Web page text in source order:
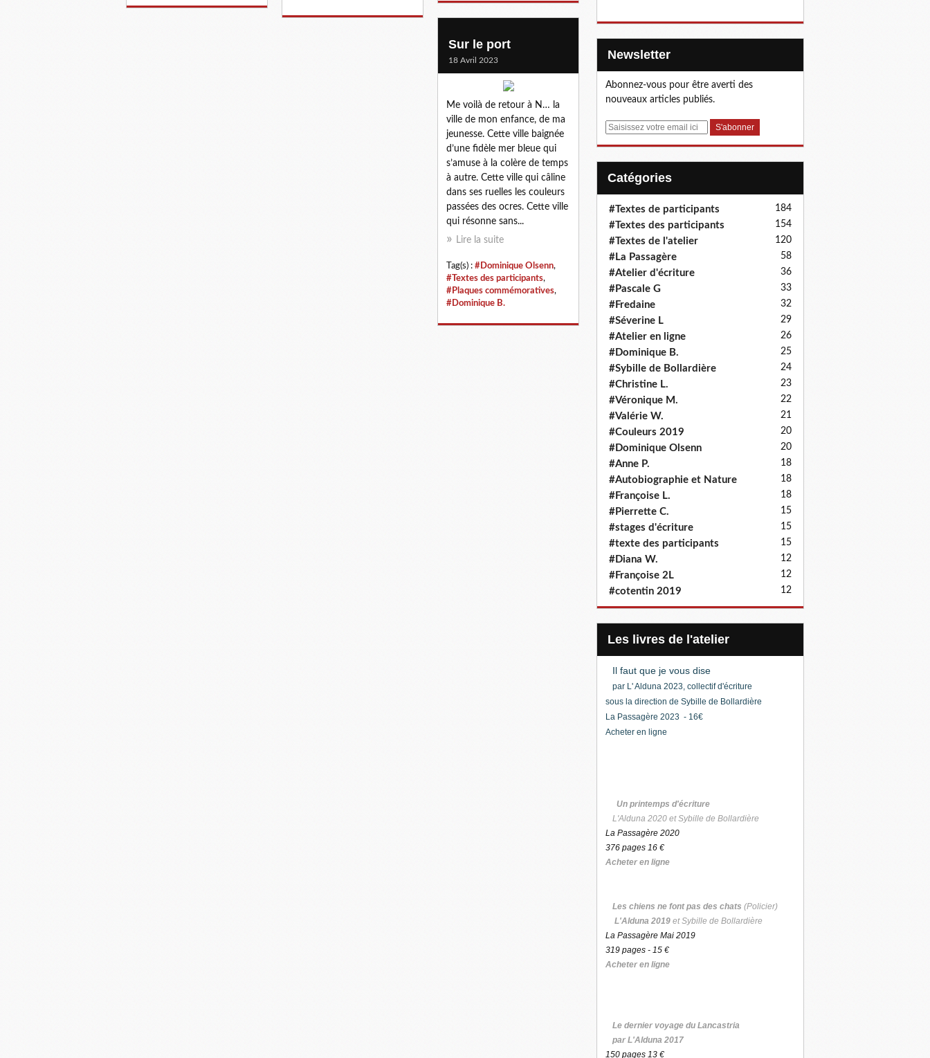
Sur le port
18 Avril 2023
Me voilà de retour à N… la
ville de mon enfance, de ma
jeunesse. Cette ville baignée
d’une fidèle mer bleue qui
s’amuse à la colère de temps
à autre. Cette ville qui câline
dans ses ruelles les couleurs
passées des ocres. Cette ville
qui résonne sans...
Lire la suite
Tag(s) : #Dominique Olsenn,
#Textes des participants,
#Plaques commémoratives,
#Dominique B.
Newsletter
Abonnez-vous pour être averti des
nouveaux articles publiés.
E
Catégories
#Textes de participants 184
#Textes des participants 154
#Textes de l'atelier 120
#La Passagère 58
#Atelier d'écriture 36
#Pascale G 33
#Fredaine 32
#Séverine L 29
#Atelier en ligne 26
#Dominique B. 25
#Sybille de Bollardière 24
#Christine L. 23
#Véronique M. 22
#Valérie W. 21
#Couleurs 2019 20
#Dominique Olsenn 20
#Anne P. 18
#Autobiographie et Nature 18
#Françoise L. 18
#Pierrette C. 15
#stages d'écriture 15
#texte des participants 15
#Diana W. 12
#Françoise 2L 12
#cotentin 2019 12
Les livres de l'atelier
Il faut que je vous dise
par L' Alduna 2023, collectif d'écriture
sous la direction de Sybille de Bollardière
La Passagère 2023 - 16€
Acheter en ligne
Un printemps d'écriture
L'Alduna 2020 et Sybille de Bollardière
La Passagère 2020
376 pages 16 €
Acheter en ligne
Les chiens ne font pas des chats (Policier)
L'Alduna 2019 et Sybille de Bollardière
La Passagère Mai 2019
319 pages - 15 €
Acheter en ligne
Le dernier voyage du Lancastria
par L'Alduna 2017
150 pages 13 €